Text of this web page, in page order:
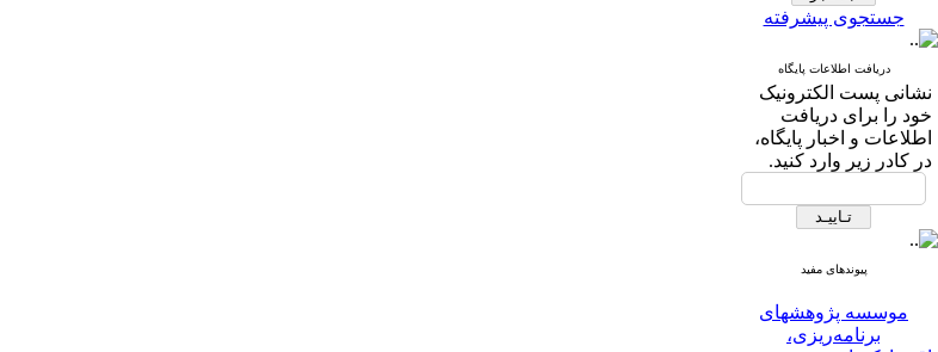
he International Journal of
Agricultural Managment
and Development
IJAMAD
جستجوی پیشرفته
دریافت اطلاعات پایگاه
نشانی پست الکترونیک
خود را برای دریافت
اطلاعات و اخبار پایگاه،
در کادر زیر وارد کنید.
پیوندهای مفید
موسسه پژوهشهای
برنامه‌ریزی،